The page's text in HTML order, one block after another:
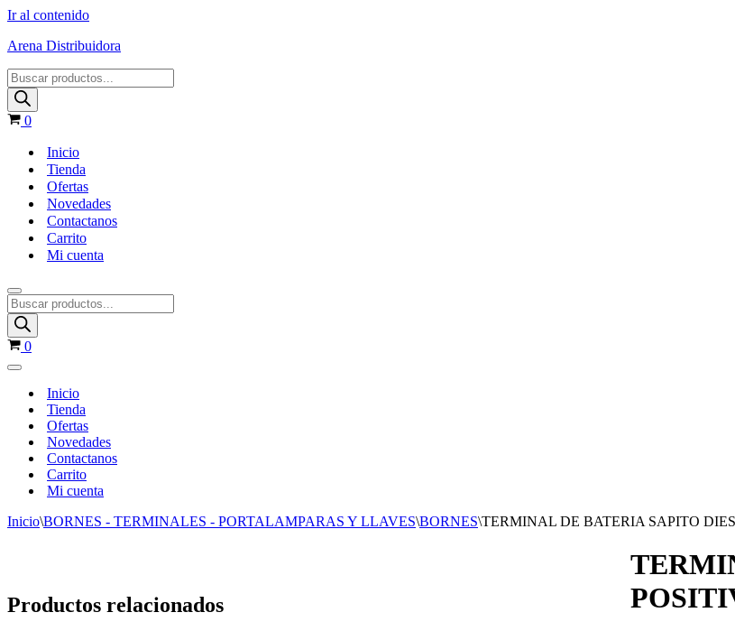
Ir al contenido
Arena Distribuidora
0
Inicio
Tienda
Ofertas
Novedades
Contactanos
Carrito
Mi cuenta
0
Inicio
Tienda
Ofertas
Novedades
Contactanos
Carrito
Mi cuenta
Inicio\BORNES - TERMINALES - PORTALAMPARAS Y LLAVES\BORNES\TERMINAL DE BATERIA SAPITO
Productos relacionados